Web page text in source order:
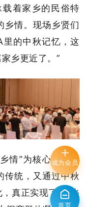
着家乡的民俗特
乡情。现场乡贤们
的中秋记忆，这
乡更近了。”
情”为核心，既延
传统，又通过中秋
真正实现了“叙乡
成为会员
首页